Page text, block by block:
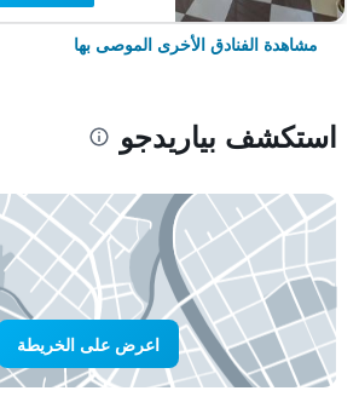
مشاهدة الفنادق الأخرى الموصى بها
استكشف بياريدجو
اعرض على الخريطة